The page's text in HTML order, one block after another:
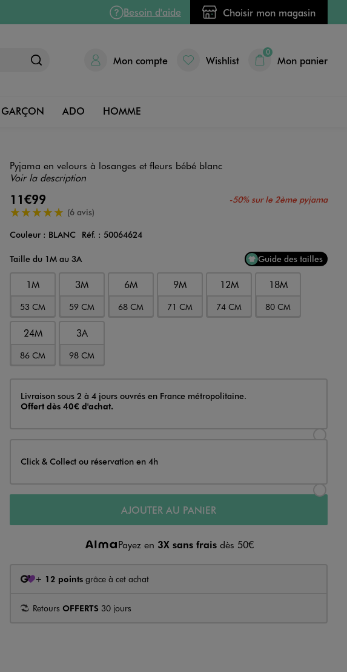
Besoin d'aide Choisir mon magasin
Mon compte Wishlist
0
Mon panier
GARÇON ADO HOMME
Pyjama en velours à losanges et fleurs bébé blanc
Voir la description
11€99 -50% sur le 2ème pyjama
5/5 de moyenne(6 avis)
Couleur
Couleur : BLANC Réf. : 50064624
Taille du 1M au 3A
Guide des tailles
1M
53 CM
3M
59 CM
6M
68 CM
9M
71 CM
12M
74 CM
18M
80 CM
24M
86 CM
3A
98 CM
Livraison
Livraison sous 2 à 4 jours ouvrés en France métropolitaine.
Offert dès 40€ d'achat.
Click & Collect ou réservation en 4h
AJOUTER AU PANIER
Payez en 3X sans fraisdès 50€
+ 12 pointsgrâce à cet achat
Retours OFFERTS 30 jours